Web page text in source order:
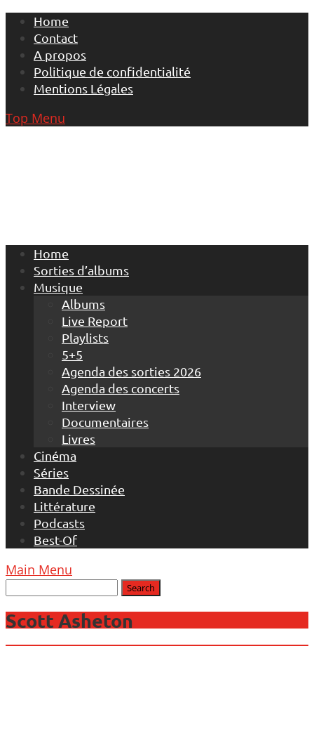
Skip
content
Home
Contact
A propos
Politique de confidentialité
Mentions Légales
Top Menu
Home
Sorties d’albums
Musique
Albums
Live Report
Playlists
5+5
Agenda des sorties 2026
Agenda des concerts
Interview
Documentaires
Livres
Cinéma
Séries
Bande Dessinée
Littérature
Podcasts
Best-Of
Main Menu
Scott Asheton